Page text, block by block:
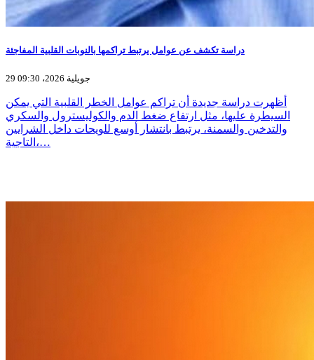
دراسة تكشف عن عوامل يرتبط تراكمها بالنوبات القلبية المفاجئة
29 جويلية 2026، 09:30
أظهرت دراسة جديدة أن تراكم عوامل الخطر القلبية التي يمكن
السيطرة عليها، مثل ارتفاع ضغط الدم والكوليسترول والسكري
والتدخين والسمنة، يرتبط بانتشار أوسع للويحات داخل الشرايين
التاجية،…